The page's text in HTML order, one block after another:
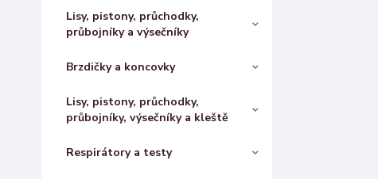
Lisy, pistony, průchodky,
průbojníky a výsečníky
Brzdičky a koncovky
Lisy, pistony, průchodky,
průbojníky, výsečníky a kleště
Respirátory a testy